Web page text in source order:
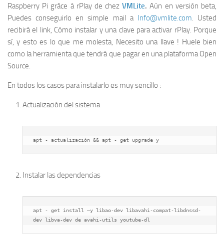
Raspberry Pi grâce à rPlay de chezVMLite. Aún en versión beta,
Puedes conseguirlo en simple mail a
Info@vmlite.com. Usted
recibirá el link, Cómo instalar y una clave para activar rPlay. Porque
sí, y esto es lo que me molesta, Necesito una llave ! Huele bien
como la herramienta que tendrá que pagar en una plataforma Open
Source.
En todos los casos para instalarlo es muy sencillo :
Actualización del sistema
apt - actualización && apt - get upgrade y
Instalar las dependencias
apt - get install –y libao-dev libavahi-compat-libdnssd-
dev libva-dev de avahi-utils youtube-dl